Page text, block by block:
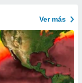
Ver más